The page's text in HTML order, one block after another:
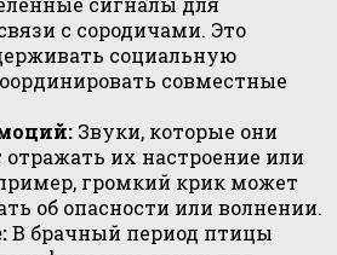
с сородичами. Это
социальную
совместные
Звуки, которые они
их настроение или
громкий крик может
об опасности или волнении.
В брачный период птицы